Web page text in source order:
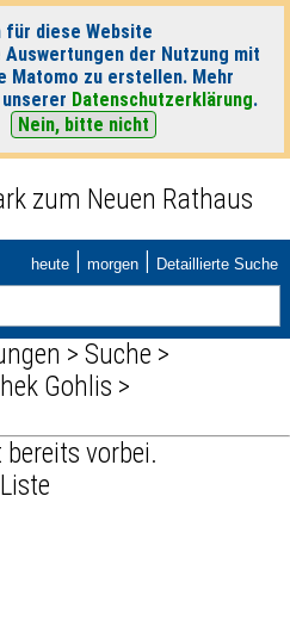
für diese Website
der Nutzung mit
zu erstellen. Mehr
Datenschutzerklärung.
Nein, bitte nicht
heute | morgen | Detaillierte Suche
> Suche >
Gohlis >
vorbei.